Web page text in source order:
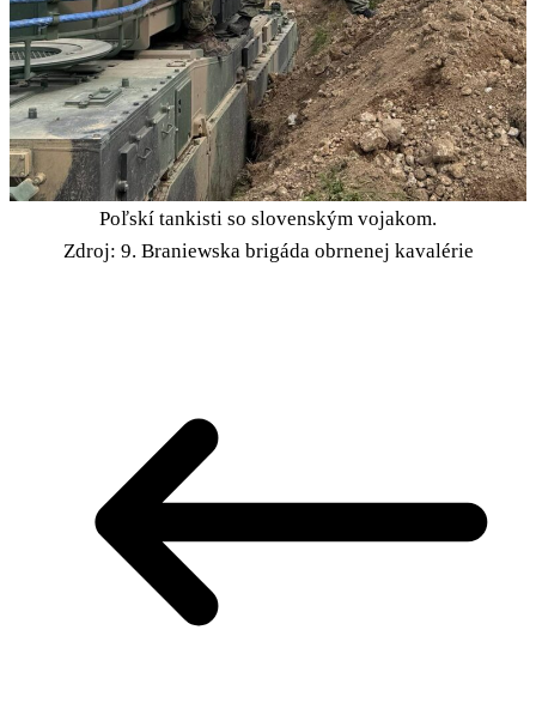
Poľskí tankisti so slovenským vojakom.
Zdroj: 9. Braniewska brigáda obrnenej kavalérie